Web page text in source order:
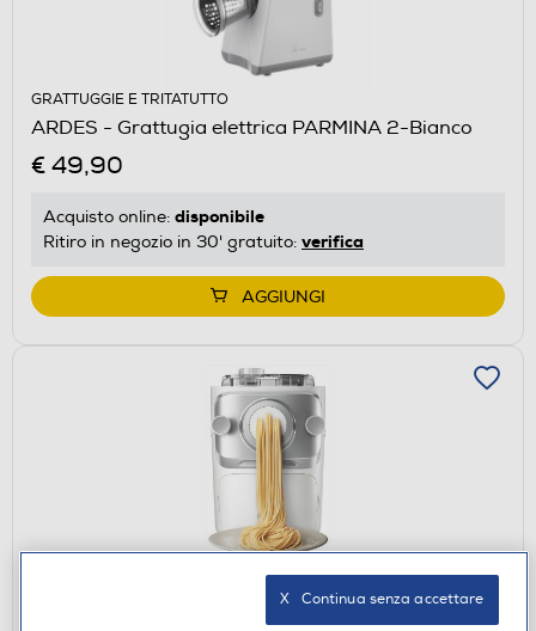
GRATTUGGIE E TRITATUTTO
ARDES - Grattugia elettrica PARMINA 2-Bianco
€ 49,90
Acquisto online: disponibile
Ritiro in negozio in 30' gratuito: verifica
AGGIUNGI
PHILIPS - PASTA MAKER SERIES 7000
X   Continua senza accettare